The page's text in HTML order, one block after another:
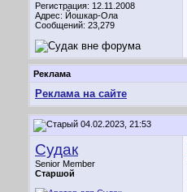
Регистрация: 12.11.2008
Адрес: Йошкар-Ола
Сообщений: 23,279
Реклама
Реклама на сайте
04.02.2023, 21:53
Судак
Senior Member
Старшой